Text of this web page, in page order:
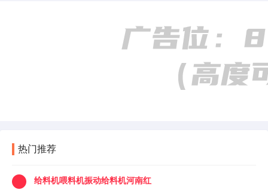
热门推荐
给料机喂料机振动给料机河南红